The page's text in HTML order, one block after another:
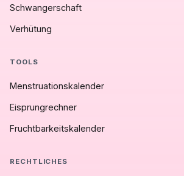
Schwangerschaft
Verhütung
TOOLS
Menstruationskalender
Eisprungrechner
Fruchtbarkeitskalender
RECHTLICHES